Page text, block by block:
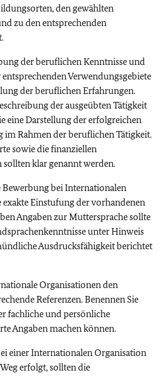
den gewählten
zu den entsprechenden
der beruflichen Kenntnisse und
Verwendungsgebiete
der beruflichen Erfahrungen.
der ausgeübten Tätigkeit
eine Darstellung der erfolgreichen
im Rahmen der beruflichen Tätigkeit.
sowie die finanziellen
klar genannt werden.
bei Internationalen
Einstufung der vorhandenen
Angaben zur Muttersprache sollte
unter Hinweis
Ausdrucksfähigkeit berichtet
Organisationen den
Referenzen. Benennen Sie
fachliche und persönliche
Angaben machen können.
einer Internationalen Organisation
erfolgt, sollten die